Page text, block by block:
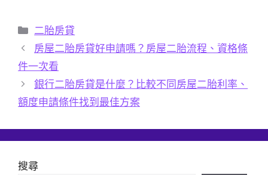
分
類
二胎房貸
房屋二胎房貸好申請嗎？房屋二胎流程、資格條
件一次看
銀行二胎房貸是什麼？比較不同房屋二胎利率、
額度申請條件找到最佳方案
搜尋